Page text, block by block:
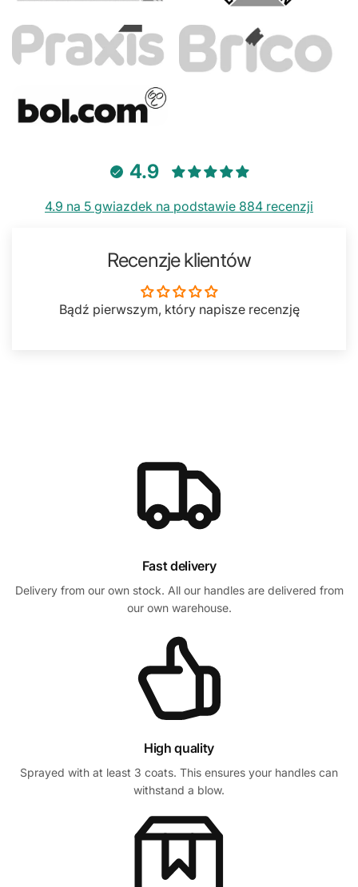
4.9
4.9 na 5 gwiazdek na podstawie 884 recenzji
Recenzje klientów
Bądź pierwszym, który napisze recenzję
Fast delivery
Delivery from our own stock. All our handles are delivered from
our own warehouse.
High quality
Sprayed with at least 3 coats. This ensures your handles can
withstand a blow.